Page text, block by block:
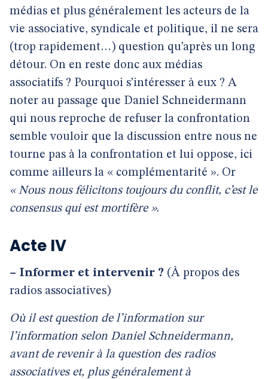
médias et plus généralement les acteurs de la
vie associative, syndicale et politique, il ne sera
(trop rapidement…) question qu’après un long
détour. On en reste donc aux médias
associatifs ? Pourquoi s’intéresser à eux ? A
noter au passage que Daniel Schneidermann
qui nous reproche de refuser la confrontation
semble vouloir que la discussion entre nous ne
tourne pas à la confrontation et lui oppose, ici
comme ailleurs la « complémentarité ». Or
« Nous nous félicitons toujours du conflit, c’est le
consensus qui est mortifère ».
Acte IV
– Informer et intervenir ? (À propos des
radios associatives)
Où il est question de l’information sur
l’information selon Daniel Schneidermann,
avant de revenir à la question des radios
associatives et, plus généralement à